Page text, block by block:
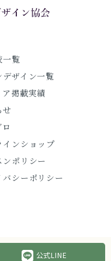
公式LINE
一覧
デザイン一覧
ア掲載実績
せ
インショップ
ンポリシー
バシーポリシー